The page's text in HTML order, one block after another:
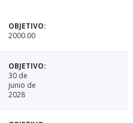
2000.00
30 de
junio de
2028